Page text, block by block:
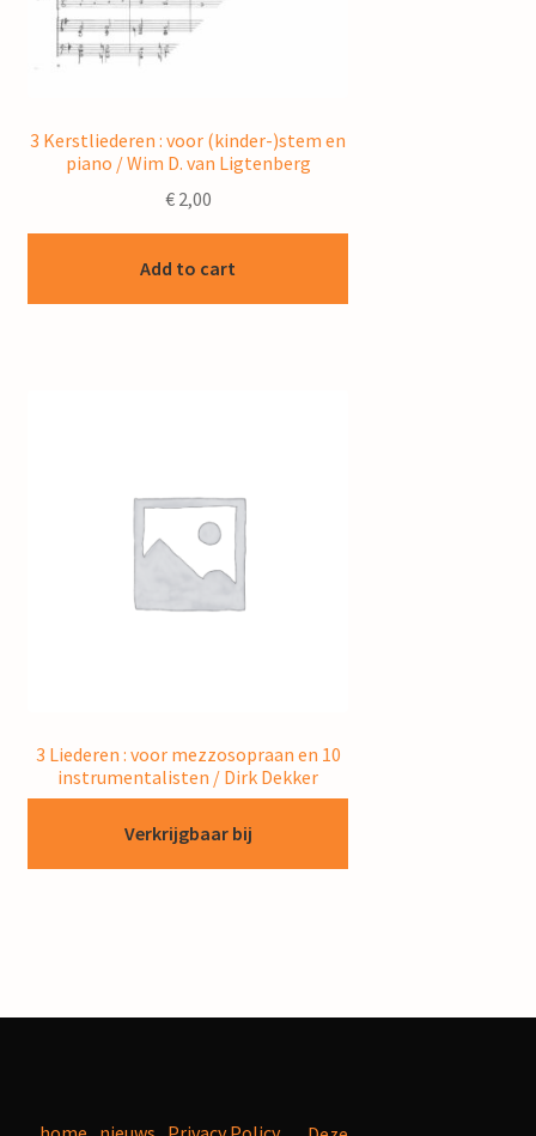
3 Kerstliederen : voor (kinder-)stem en
piano / Wim D. van Ligtenberg
€2,00
Add to cart
3 Liederen : voor mezzosopraan en 10
instrumentalisten / Dirk Dekker
Verkrijgbaar bij